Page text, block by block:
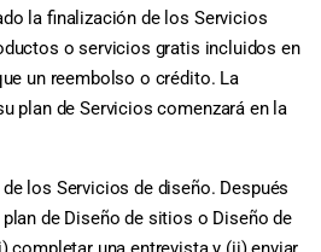
la finalización de los Servicios
o servicios gratis incluidos en
un reembolso o crédito. La
plan de Servicios comenzará en la
los Servicios de diseño. Después
de Diseño de sitios o Diseño de